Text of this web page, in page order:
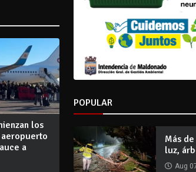
los
a
POPULAR
Más
luz,
Aug